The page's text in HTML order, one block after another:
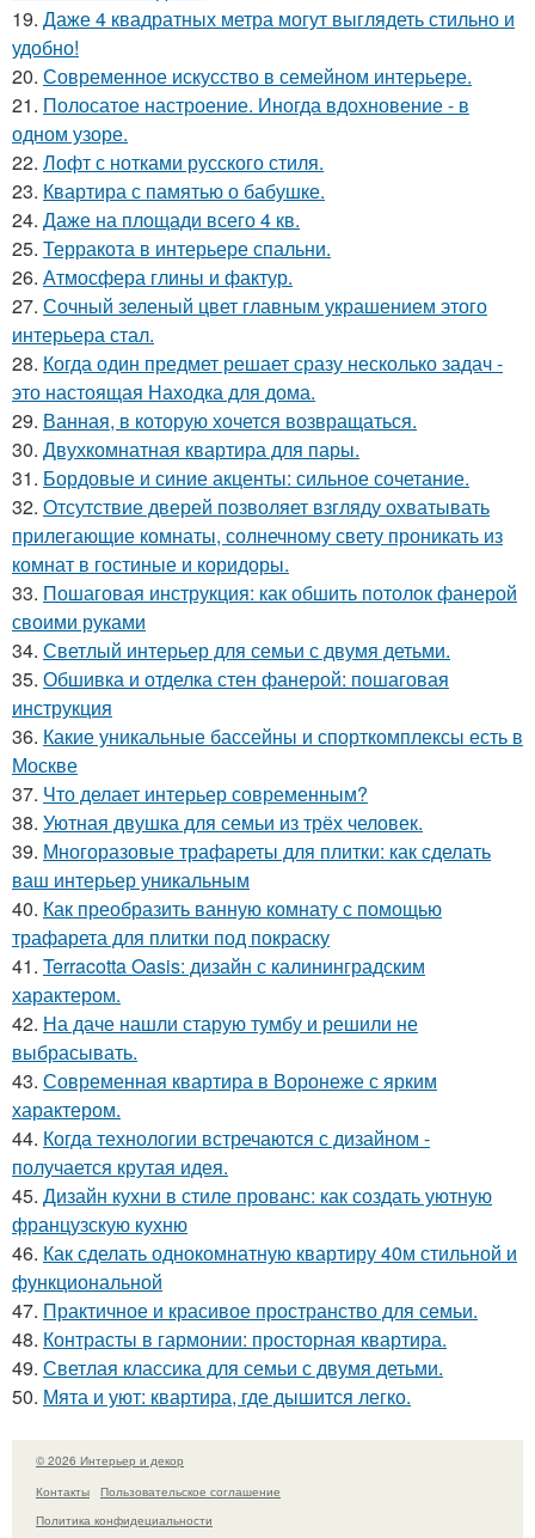
19. Даже 4 квадратных метра могут выглядеть стильно и
удобно!
20. Современное искусство в семейном интерьере.
21. Полосатое настроение. Иногда вдохновение - в
одном узоре.
22. Лофт с нотками русского стиля.
23. Квартира с памятью о бабушке.
24. Даже на площади всего 4 кв.
25. Терракота в интерьере спальни.
26. Атмосфера глины и фактур.
27. Сочный зеленый цвет главным украшением этого
интерьера стал.
28. Когда один предмет решает сразу несколько задач -
это настоящая Находка для дома.
29. Ванная, в которую хочется возвращаться.
30. Двухкомнатная квартира для пары.
31. Бордовые и синие акценты: сильное сочетание.
32. Отсутствие дверей позволяет взгляду охватывать
прилегающие комнаты, солнечному свету проникать из
комнат в гостиные и коридоры.
33. Пошаговая инструкция: как обшить потолок фанерой
своими руками
34. Светлый интерьер для семьи с двумя детьми.
35. Обшивка и отделка стен фанерой: пошаговая
инструкция
36. Какие уникальные бассейны и спорткомплексы есть в
Москве
37. Что делает интерьер современным?
38. Уютная двушка для семьи из трёх человек.
39. Многоразовые трафареты для плитки: как сделать
ваш интерьер уникальным
40. Как преобразить ванную комнату с помощью
трафарета для плитки под покраску
41. Terracotta Oasis: дизайн с калининградским
характером.
42. На даче нашли старую тумбу и решили не
выбрасывать.
43. Современная квартира в Воронеже с ярким
характером.
44. Когда технологии встречаются с дизайном -
получается крутая идея.
45. Дизайн кухни в стиле прованс: как создать уютную
французскую кухню
46. Как сделать однокомнатную квартиру 40м стильной и
функциональной
47. Практичное и красивое пространство для семьи.
48. Контрасты в гармонии: просторная квартира.
49. Светлая классика для семьи с двумя детьми.
50. Мята и уют: квартира, где дышится легко.
© 2026 Интерьер и декор
Контакты
Пользовательское соглашение
Политика конфидециальности